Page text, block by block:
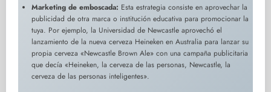
Marketing de emboscada: Esta estrategia consiste en aprovechar la
publicidad de otra marca o institución educativa para promocionar la
tuya. Por ejemplo, la Universidad de Newcastle aprovechó el
lanzamiento de la nueva cerveza Heineken en Australia para lanzar su
propia cerveza «Newcastle Brown Ale» con una campaña publicitaria
que decía «Heineken, la cerveza de las personas, Newcastle, la
cerveza de las personas inteligentes».